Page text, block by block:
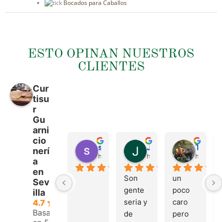
Bocados para Caballos
ESTO OPINAN NUESTROS
CLIENTES
Cur
tisu
r
Gu
arni
cio
nerí
a
en
Sev
illa
4.7
Basado
hace 4 meses hace 4 meses
Son
gente
seria y
de
hace 4
un
poco
caro
pero